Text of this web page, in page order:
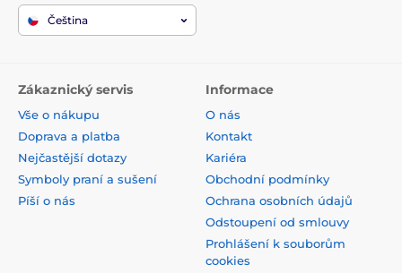
Čeština
Zákaznický servis
Vše o nákupu
Doprava a platba
Nejčastější dotazy
Symboly praní a sušení
Píší o nás
Informace
O nás
Kontakt
Kariéra
Obchodní podmínky
Ochrana osobních údajů
Odstoupení od smlouvy
Prohlášení k souborům
cookies